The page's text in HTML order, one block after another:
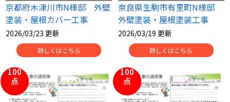
京都府木津川市N様邸 外壁
塗装・屋根カバー工事
2026/03/23 更新
詳しくはこちら
奈良県生駒市有里町N様邸
外壁塗装・屋根塗装工事
2026/03/19 更新
詳しくはこちら
100
点
100
点